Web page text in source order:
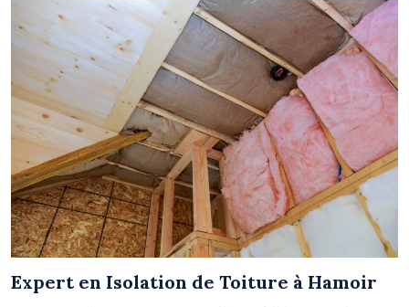
Expert en Isolation de Toiture à Hamoir